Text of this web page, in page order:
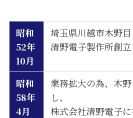
昭和
52年
10月
埼玉県川越市木野
清野電子製作所創立
昭和
58年
4月
業務拡大の為、木
し、
株式会社清野電子